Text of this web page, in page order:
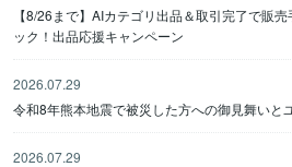
【8/26まで】AIカテゴリ出品＆取引完了で販
ック！出品応援キャンペーン
2026.07.29
令和8年熊本地震で被災した方への御見舞いと
2026.07.29